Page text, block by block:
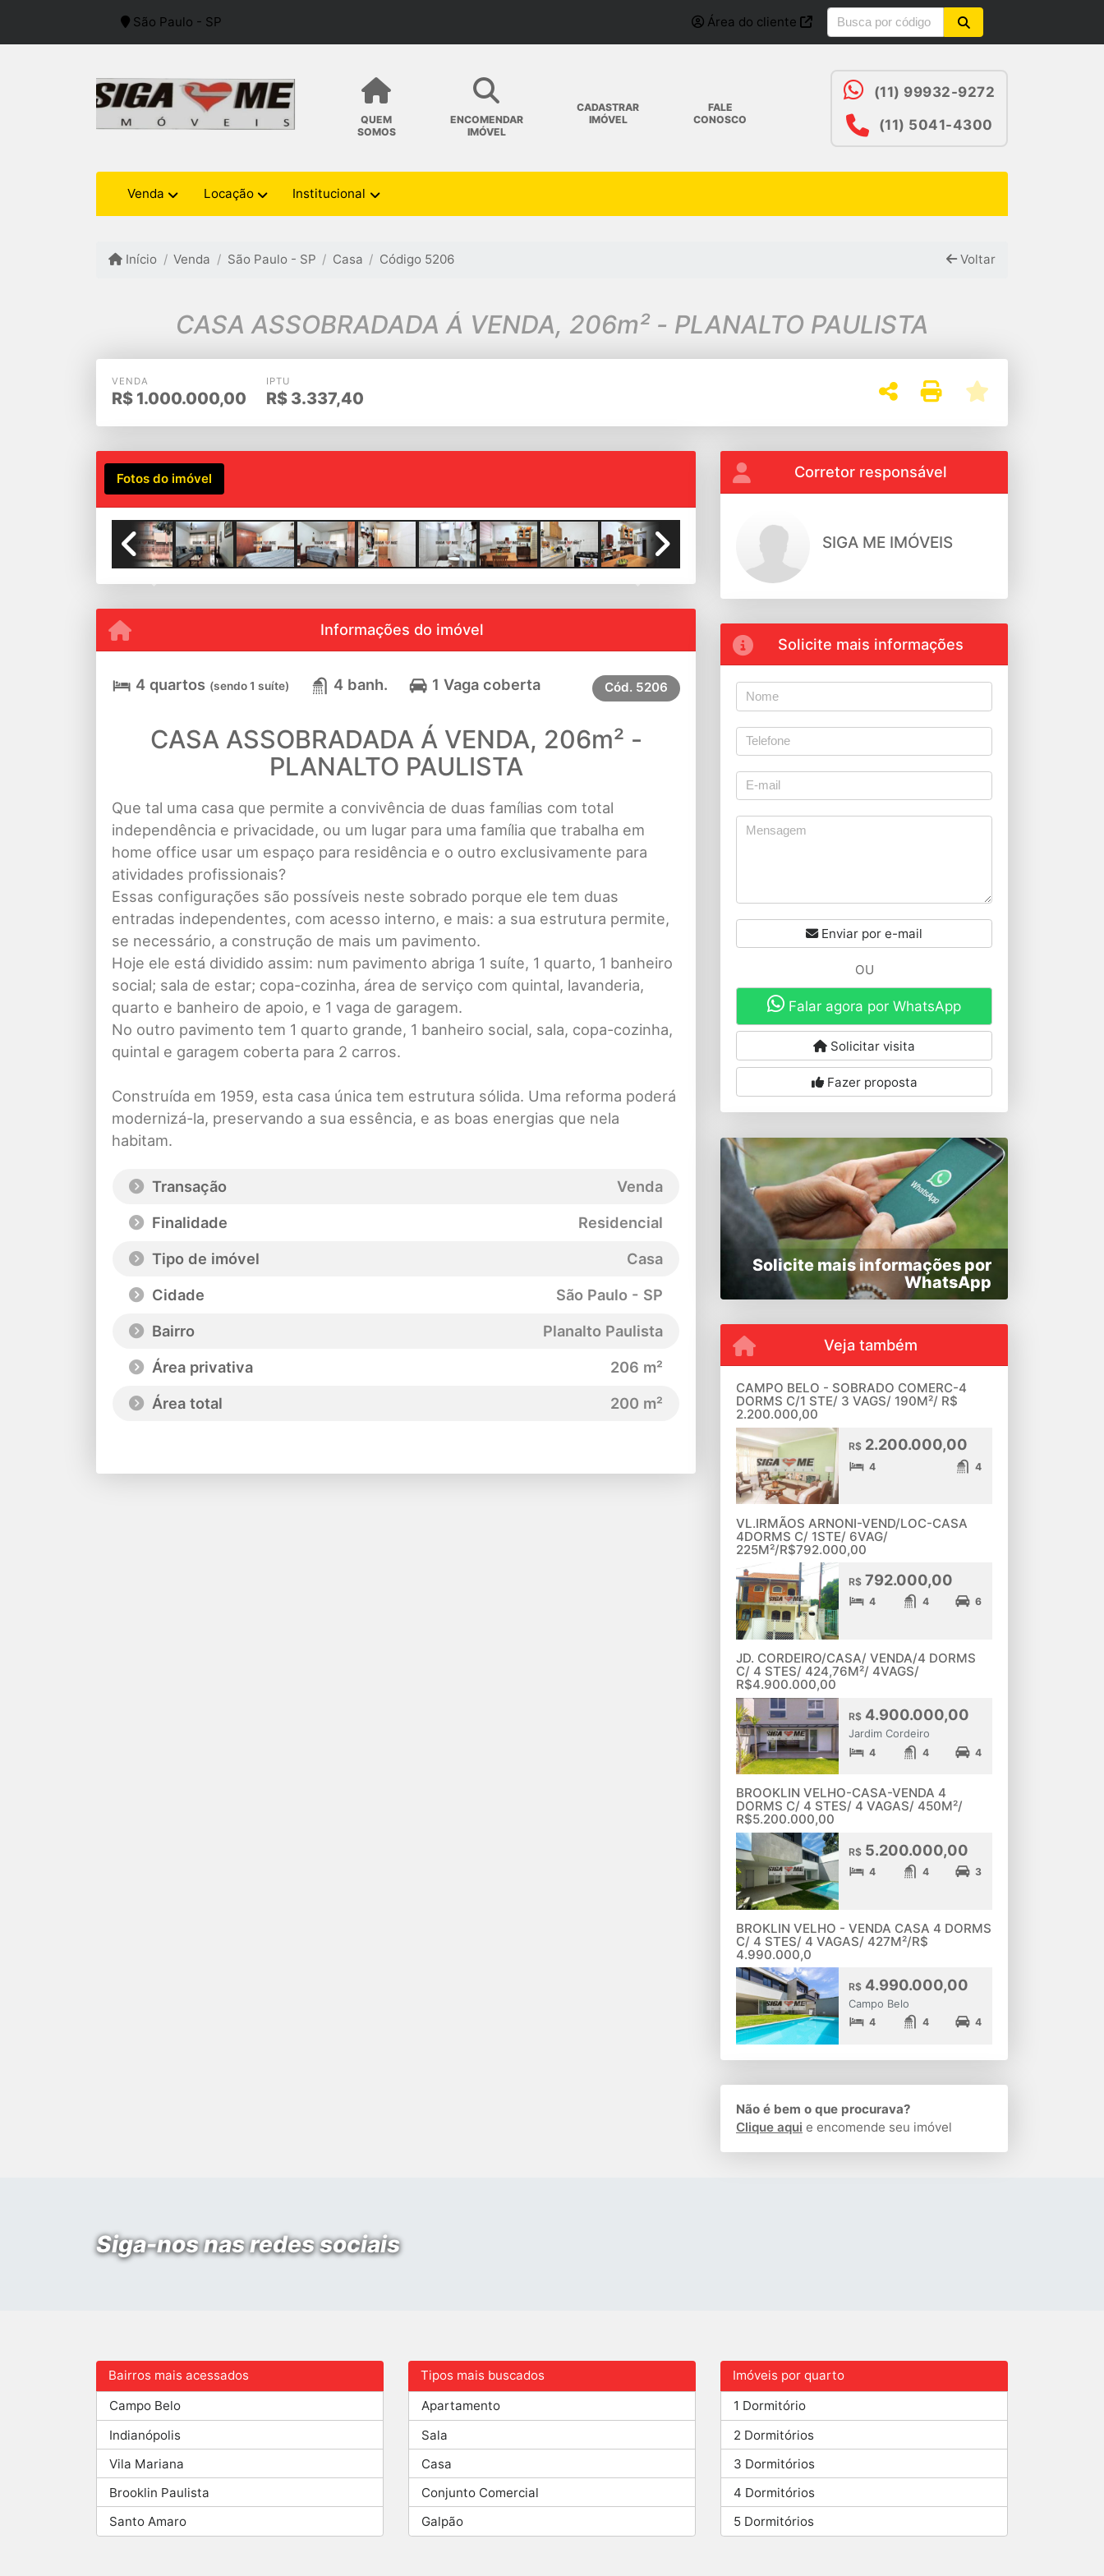
São Paulo - SP Área do cliente
QUEM
SOMOS
ENCOMENDAR
IMÓVEL
CADASTRAR
IMÓVEL
FALE
CONOSCO
(11) 99932-9272
(11) 5041-4300
Venda Locação Institucional
Início Venda São Paulo - SP Casa Código 5206 Voltar
CASA ASSOBRADADA Á VENDA, 206m² - PLANALTO PAULISTA
VENDA
R$ 1.000.000,00
IPTU
R$ 3.337,40
Fotos do imóvel
Informações do imóvel
4 quartos (sendo 1 suíte) 4 banh. 1 Vaga coberta Cód. 5206
CASA ASSOBRADADA Á VENDA, 206m² -
PLANALTO PAULISTA
Que tal uma casa que permite a convivência de duas famílias com total
independência e privacidade, ou um lugar para uma família que trabalha em
home office usar um espaço para residência e o outro exclusivamente para
atividades profissionais?
Essas configurações são possíveis neste sobrado porque ele tem duas
entradas independentes, com acesso interno, e mais: a sua estrutura permite,
se necessário, a construção de mais um pavimento.
Hoje ele está dividido assim: num pavimento abriga 1 suíte, 1 quarto, 1 banheiro
social; sala de estar; copa-cozinha, área de serviço com quintal, lavanderia,
quarto e banheiro de apoio, e 1 vaga de garagem.
No outro pavimento tem 1 quarto grande, 1 banheiro social, sala, copa-cozinha,
quintal e garagem coberta para 2 carros.
Construída em 1959, esta casa única tem estrutura sólida. Uma reforma poderá
modernizá-la, preservando a sua essência, e as boas energias que nela
habitam.
Transação
Venda
Finalidade
Residencial
Tipo de imóvel
Casa
Cidade
São Paulo - SP
Bairro
Planalto Paulista
Área privativa
206 m²
Área total
200 m²
Corretor responsável
SIGA ME IMÓVEIS
Solicite mais informações
Enviar por e-mail
OU
Falar agora por WhatsApp
Solicitar visita
Fazer proposta
Solicite mais informações por
WhatsApp
Veja também
CAMPO BELO - SOBRADO COMERC-4
DORMS C/1 STE/ 3 VAGS/ 190M²/ R$
2.200.000,00
R$2.200.000,00
4 4
VL.IRMÃOS ARNONI-VEND/LOC-CASA
4DORMS C/ 1STE/ 6VAG/
225M²/R$792.000,00
R$792.000,00
4 4 6
JD. CORDEIRO/CASA/ VENDA/4 DORMS
C/ 4 STES/ 424,76M²/ 4VAGS/
R$4.900.000,00
R$4.900.000,00
Jardim Cordeiro
4 4 4
BROOKLIN VELHO-CASA-VENDA 4
DORMS C/ 4 STES/ 4 VAGAS/ 450M²/
R$5.200.000,00
R$5.200.000,00
4 4 3
BROKLIN VELHO - VENDA CASA 4 DORMS
C/ 4 STES/ 4 VAGAS/ 427M²/R$
4.990.000,0
R$4.990.000,00
Campo Belo
4 4 4
Não é bem o que procurava?
Clique aqui e encomende seu imóvel
Siga-nos nas redes sociais
Bairros mais acessados
Campo Belo
Indianópolis
Vila Mariana
Brooklin Paulista
Santo Amaro
Tipos mais buscados
Apartamento
Sala
Casa
Conjunto Comercial
Galpão
Imóveis por quarto
1 Dormitório
2 Dormitórios
3 Dormitórios
4 Dormitórios
5 Dormitórios